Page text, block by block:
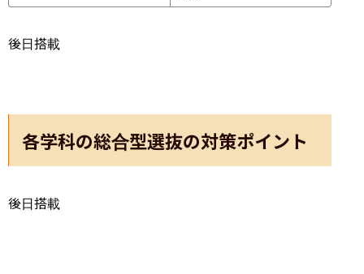
後日搭載
各学科の総合型選抜の対策ポイント
後日搭載